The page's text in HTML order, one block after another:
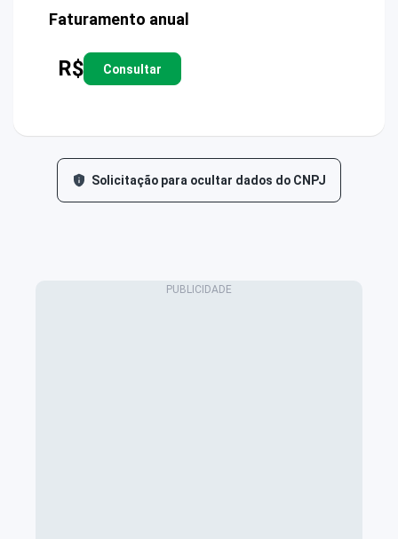
Faturamento anual
R$ Consultar
Solicitação para ocultar dados do CNPJ